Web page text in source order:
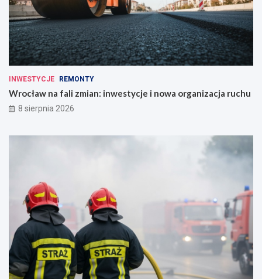
INWESTYCJE REMONTY
Wrocław na fali zmian: inwestycje i nowa organizacja ruchu
8 sierpnia 2026